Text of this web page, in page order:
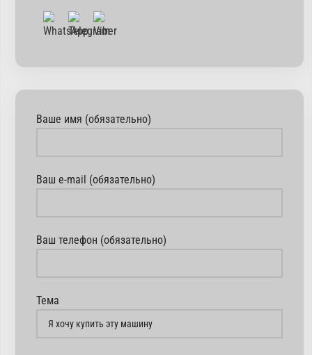
Ваше имя (обязательно)
Ваш e-mail (обязательно)
Ваш телефон (обязательно)
Тема